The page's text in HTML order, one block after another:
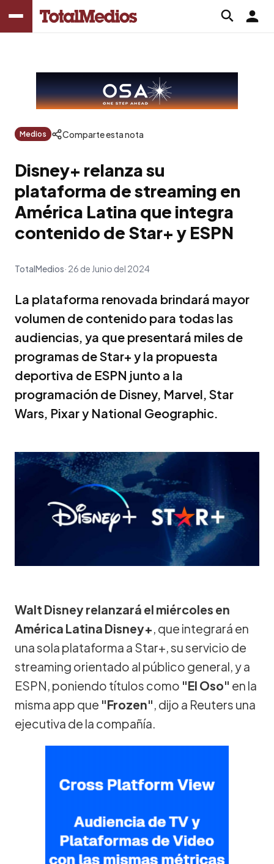
Medios Comparte esta nota
Disney+ relanza su
plataforma de streaming en
América Latina que integra
contenido de Star+ y ESPN
TotalMedios 26 de Junio del 2024
La plataforma renovada brindará mayor
volumen de contenido para todas las
audiencias, ya que presentará miles de
programas de Star+ y la propuesta
deportiva de ESPN junto a la
programación de Disney, Marvel, Star
Wars, Pixar y National Geographic.
Walt Disney relanzará el miércoles en
América Latina Disney+, que integrará en
una sola plataforma a Star+, su servicio de
streaming orientado al público general, y a
ESPN, poniendo títulos como "El Oso" en la
misma app que "Frozen", dijo a Reuters una
ejecutiva de la compañía.